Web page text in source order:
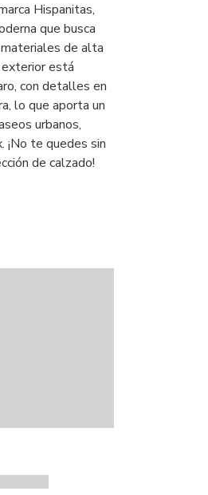
Hispanitas,
que busca
de alta
exterior está
con detalles en
lo que aporta un
urbanos,
¡No te quedes sin
de calzado!